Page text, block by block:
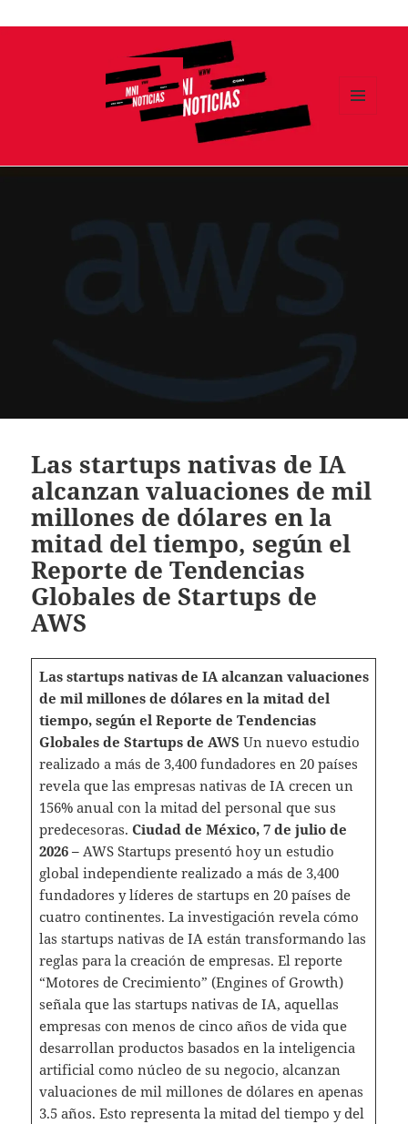
Ir
Las startups nativas de IA
alcanzan valuaciones de mil
millones de dólares en la
mitad del tiempo, según el
Reporte de Tendencias
Globales de Startups de
AWS
Las startups nativas de IA alcanzan valuaciones
de mil millones de dólares en la mitad del
tiempo, según el Reporte de Tendencias
Globales de Startups de AWS Un nuevo estudio
realizado a más de 3,400 fundadores en 20 países
revela que las empresas nativas de IA crecen un
156% anual con la mitad del personal que sus
predecesoras. Ciudad de México, 7 de julio de
2026 – AWS Startups presentó hoy un estudio
global independiente realizado a más de 3,400
fundadores y líderes de startups en 20 países de
cuatro continentes. La investigación revela cómo
las startups nativas de IA están transformando las
reglas para la creación de empresas. El reporte
“Motores de Crecimiento” (Engines of Growth)
señala que las startups nativas de IA, aquellas
empresas con menos de cinco años de vida que
desarrollan productos basados en la inteligencia
artificial como núcleo de su negocio, alcanzan
valuaciones de mil millones de dólares en apenas
3.5 años. Esto representa la mitad del tiempo y del